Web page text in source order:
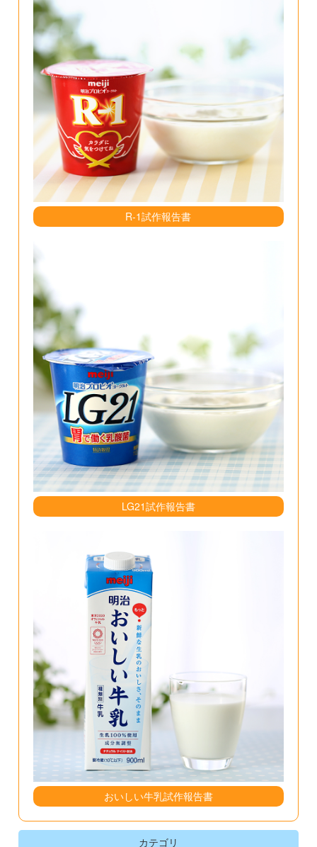
R-1試作報告書
LG21試作報告書
おいしい牛乳試作報告書
カテゴリ